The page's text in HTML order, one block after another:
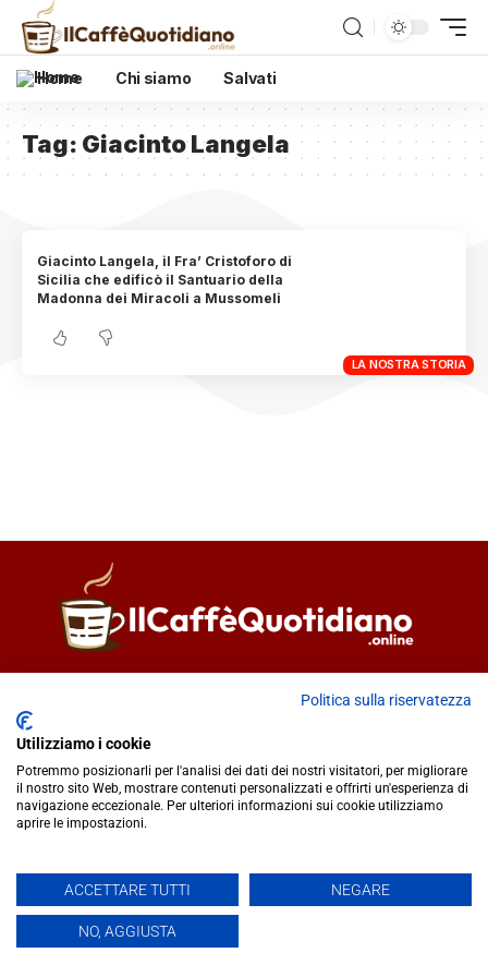
Home Chi siamo Salvati
Tag: Giacinto Langela
LA NOSTRA STORIA
Giacinto Langela, il Fra’ Cristoforo di
Sicilia che edificò il Santuario della
Madonna dei Miracoli a Mussomeli
redazione@ilcaffequotidiano.online
C.F. 92076900858
Chi siamo
Privacy & Cookie Policy
IlCaffèQuotidiano.online è una testata giornalistica registrata
presso il Tribunale di Caltanissetta n.02/2024 del 17/07/2024 |
Realizzato da
Politica sulla riservatezza
Utilizziamo i cookie
Potremmo posizionarli per l'analisi dei dati dei nostri visitatori, per migliorare
il nostro sito Web, mostrare contenuti personalizzati e offrirti un'esperienza di
navigazione eccezionale. Per ulteriori informazioni sui cookie utilizziamo
aprire le impostazioni.
ACCETTARE TUTTI NEGARE
NO, AGGIUSTA